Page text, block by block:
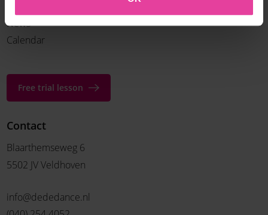
News
Calendar
Free trial lesson
Contact
Blaarthemseweg 6
5502 JV Veldhoven
info@dededance.nl